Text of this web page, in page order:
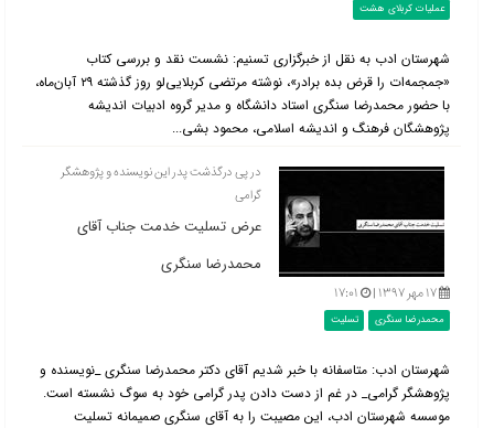
عملیات کربلای هشت
شهرستان ادب به نقل از خبرگزاری تسنیم: نشست نقد و بررسی کتاب
«جمجمه‌ات را قرض بده برادر»، نوشته مرتضی کربلایی‌لو روز گذشته ۲۹ آبان‌ماه،
با حضور محمدرضا سنگری استاد دانشگاه و مدیر گروه ادبیات اندیشه
پژوهشگان فرهنگ و اندیشه اسلامی، محمود بشی...
در پی درگذشت پدر این نویسنده و پژوهشگر
گرامی
عرض تسلیت خدمت جناب آقای
محمدرضا سنگری
۱۷ مهر ۱۳۹۷ | ۱۷:۰۱
محمدرضا سنگری تسلیت
شهرستان ادب: متاسفانه با خبر شدیم آقای دکتر محمدرضا سنگری _نویسنده و
پژوهشگر گرامی_ در غم از دست دادن پدر گرامی خود به سوگ نشسته است.
موسسه شهرستان ادب، این مصیبت را به آقای سنگری صمیمانه تسلیت